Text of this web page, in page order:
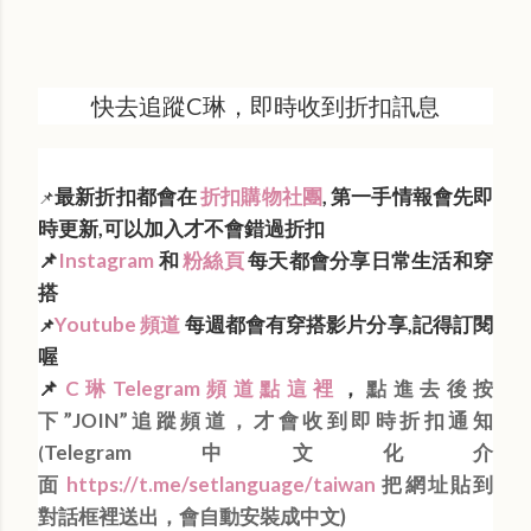
快去追蹤C琳，即時收到折扣訊息
📌最新折扣都會在折扣購物社團, 第一手情報會先即
時更新,可以加入才不會錯過折扣
📌Instagram 和粉絲頁每天都會分享日常生活和穿
搭
📌Youtube 頻道每週都會有穿搭影片分享,記得訂閱
喔
📌 C琳Telegram頻道點這裡 ， 點進去後按
下”JOIN”追蹤頻道，才會收到即時折扣通知
(Telegram中文化介
面 https://t.me/setlanguage/taiwan 把網址貼到
對話框裡送出，會自動安裝成中文)